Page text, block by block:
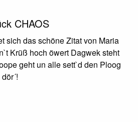
CHAOS
sich das schöne Zitat von Maria
Krüß hoch öwert Dagwek steht
geht un alle sett`d den Ploog